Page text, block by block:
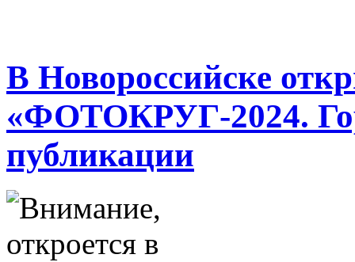
В Новороссийске
«ФОТОКРУГ-2024.
публикации